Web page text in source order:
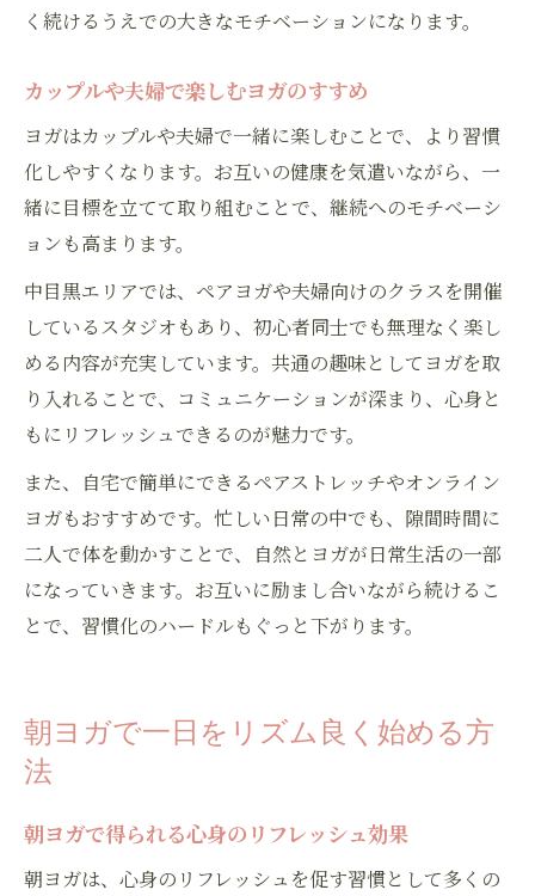
く続けるうえでの大きなモチベーションになります。
カップルや夫婦で楽しむヨガのすすめ
ヨガはカップルや夫婦で一緒に楽しむことで、より習慣
化しやすくなります。お互いの健康を気遣いながら、一
緒に目標を立てて取り組むことで、継続へのモチベーシ
ョンも高まります。
中目黒エリアでは、ペアヨガや夫婦向けのクラスを開催
しているスタジオもあり、初心者同士でも無理なく楽し
める内容が充実しています。共通の趣味としてヨガを取
り入れることで、コミュニケーションが深まり、心身と
もにリフレッシュできるのが魅力です。
また、自宅で簡単にできるペアストレッチやオンライン
ヨガもおすすめです。忙しい日常の中でも、隙間時間に
二人で体を動かすことで、自然とヨガが日常生活の一部
になっていきます。お互いに励まし合いながら続けるこ
とで、習慣化のハードルもぐっと下がります。
朝ヨガで一日をリズム良く始める方
法
朝ヨガで得られる心身のリフレッシュ効果
朝ヨガは、心身のリフレッシュを促す習慣として多くの